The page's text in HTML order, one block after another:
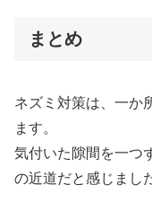
まとめ
ネズミ対策は、一か
ます。
気付いた隙間を一つ
の近道だと感じまし